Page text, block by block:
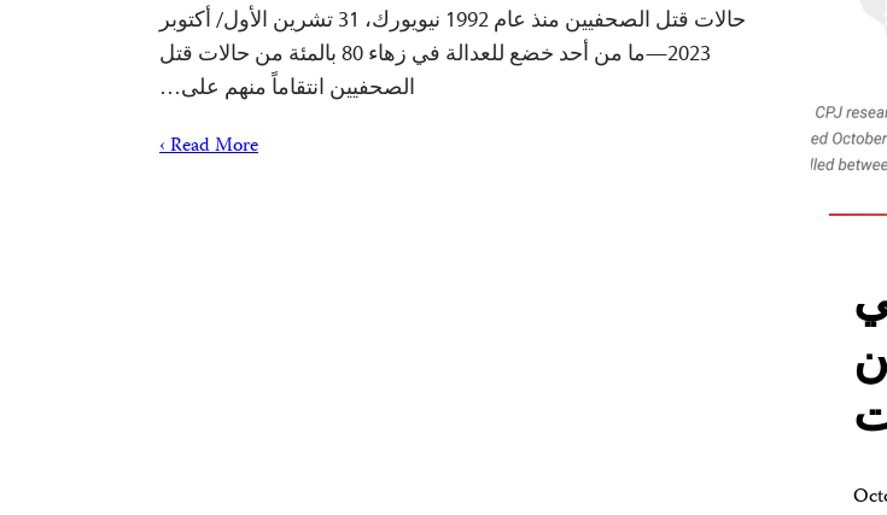
حالات قتل الصحفيين منذ عام 1992 نيويورك، 31 تشرين الأول/ أكتوبر
2023—ما من أحد خضع للعدالة في زهاء 80 بالمئة من حالات قتل
الصحفيين انتقاماً منهم على…
Read More ›